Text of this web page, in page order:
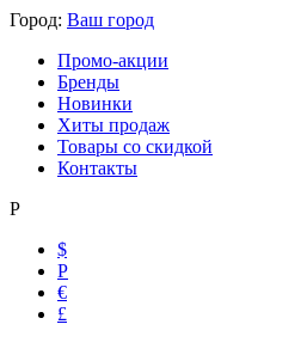
Город: Ваш город
Промо-акции
Бренды
Новинки
Хиты продаж
Товары со скидкой
Контакты
Р
$
Р
€
£